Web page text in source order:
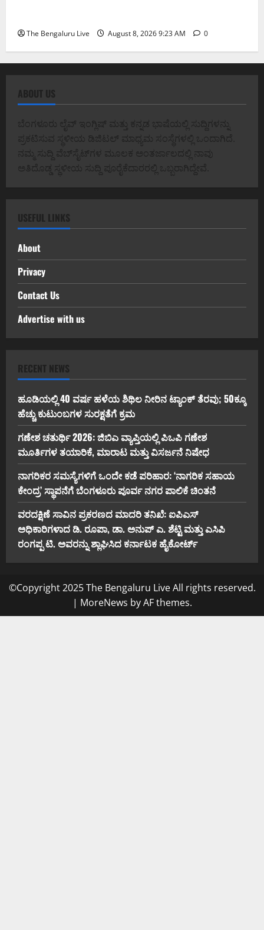
The Bengaluru Live August 8, 2026 9:23 AM 0
ABOUT US
ಬೆಂಗಳೂರು ಲೈವ್ ಇಂಗ್ಲಿಷ್ ಮತ್ತು ಕನ್ನಡ ಭಾಷೆಯಲ್ಲಿ ಸುದ್ದಿಗಳನ್ನು
ಪ್ರಕಟಿಸುವ ಸ್ಥಳೀಯ ಡಿಜಿಟಲ್ ಮಾಧ್ಯಮ ಸಂಸ್ಥೆಗಳಲ್ಲಿ ಒಂದಾಗಿದೆ.
ನಮ್ಮ ಸುದ್ದಿ ವೆಬ್‌ಸೈಟ್‌ಗಳ ಮೂಲಕ ಅಂತರ್ಜಾಲದಲ್ಲಿ ನಾವು
ಅತಿದೊಡ್ಡ ಸ್ಥಳೀಯ ಸುದ್ದಿ ಪೂರೈಕೆದಾರರಲ್ಲಿ ಒಬ್ಬರಾಗಿದ್ದೇವೆ.
USEFUL LINKS
About
Privacy
Contact Us
Advertise with us
RECENT NEWS
ಹೂಡಿಯಲ್ಲಿ 40 ವರ್ಷ ಹಳೆಯ ಶಿಥಿಲ ನೀರಿನ ಟ್ಯಾಂಕ್ ತೆರವು; 50ಕ್ಕೂ
ಹೆಚ್ಚು ಕುಟುಂಬಗಳ ಸುರಕ್ಷತೆಗೆ ಕ್ರಮ
ಗಣೇಶ ಚತುರ್ಥಿ 2026: ಜಿಬಿಎ ವ್ಯಾಪ್ತಿಯಲ್ಲಿ ಪಿಒಪಿ ಗಣೇಶ
ಮೂರ್ತಿಗಳ ತಯಾರಿಕೆ, ಮಾರಾಟ ಮತ್ತು ವಿಸರ್ಜನೆ ನಿಷೇಧ
ನಾಗರಿಕರ ಸಮಸ್ಯೆಗಳಿಗೆ ಒಂದೇ ಕಡೆ ಪರಿಹಾರ: ‘ನಾಗರಿಕ ಸಹಾಯ
ಕೇಂದ್ರ’ ಸ್ಥಾಪನೆಗೆ ಬೆಂಗಳೂರು ಪೂರ್ವ ನಗರ ಪಾಲಿಕೆ ಚಿಂತನೆ
ವರದಕ್ಷಿಣೆ ಸಾವಿನ ಪ್ರಕರಣದ ಮಾದರಿ ತನಿಖೆ: ಐಪಿಎಸ್
ಅಧಿಕಾರಿಗಳಾದ ಡಿ. ರೂಪಾ, ಡಾ. ಅನುಪ್ ಎ. ಶೆಟ್ಟಿ ಮತ್ತು ಎಸಿಪಿ
ರಂಗಪ್ಪ ಟಿ. ಅವರನ್ನು ಶ್ಲಾಘಿಸಿದ ಕರ್ನಾಟಕ ಹೈಕೋರ್ಟ್
©Copyright 2025 The Bengaluru Live All rights reserved.
| MoreNews by AF themes.